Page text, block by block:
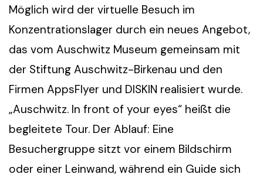
Möglich wird der virtuelle Besuch im
Konzentrationslager durch ein neues Angebot,
das vom Auschwitz Museum gemeinsam mit
der Stiftung Auschwitz-Birkenau und den
Firmen AppsFlyer und DISKIN realisiert wurde.
„Auschwitz. In front of your eyes“ heißt die
begleitete Tour. Der Ablauf: Eine
Besuchergruppe sitzt vor einem Bildschirm
oder einer Leinwand, während ein Guide sich